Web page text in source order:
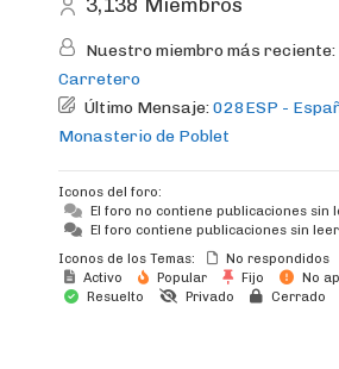
3,138 Miembros
Nuestro miembro más reciente:
Carretero
Último Mensaje:028ESP -
Monasterio de Poblet
Iconos del foro:
El foro no contiene publicaciones sin
El foro contiene publicaciones sin leer
Iconos de los Temas:
No respondidos
Activo
Popular Fijo
No
Resuelto
Privado Cerrado